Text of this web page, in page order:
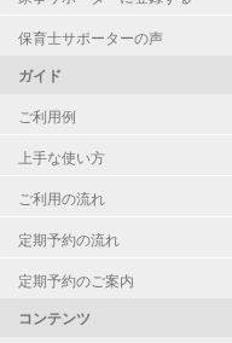
保育士サポーターの声
ガイド
ご利用例
上手な使い方
ご利用の流れ
定期予約の流れ
定期予約のご案内
コンテンツ